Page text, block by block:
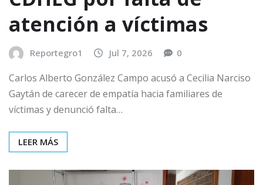
atención a víctimas
Reportegro1 Jul 7, 2026 0
Carlos Alberto González Campo acusó a Cecilia Narciso
Gaytán de carecer de empatía hacia familiares de
víctimas y denunció falta…
LEER MÁS